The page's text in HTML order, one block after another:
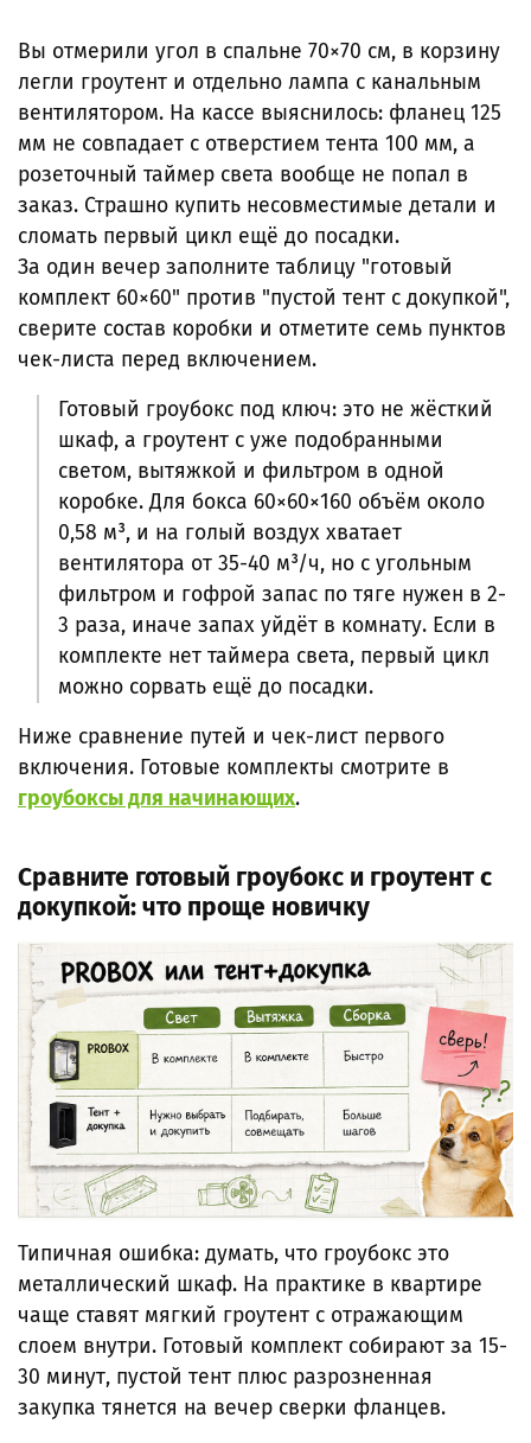
Вы отмерили угол в спальне 70×70 см, в корзину
легли гроутент и отдельно лампа с канальным
вентилятором. На кассе выяснилось: фланец 125
мм не совпадает с отверстием тента 100 мм, а
розеточный таймер света вообще не попал в
заказ. Страшно купить несовместимые детали и
сломать первый цикл ещё до посадки.
За один вечер заполните таблицу "готовый
комплект 60×60" против "пустой тент с докупкой",
сверите состав коробки и отметите семь пунктов
чек-листа перед включением.
Готовый гроубокс под ключ: это не жёсткий
шкаф, а гроутент с уже подобранными
светом, вытяжкой и фильтром в одной
коробке. Для бокса 60×60×160 объём около
0,58 м³, и на голый воздух хватает
вентилятора от 35-40 м³/ч, но с угольным
фильтром и гофрой запас по тяге нужен в 2-
3 раза, иначе запах уйдёт в комнату. Если в
комплекте нет таймера света, первый цикл
можно сорвать ещё до посадки.
Ниже сравнение путей и чек-лист первого
включения. Готовые комплекты смотрите в
гроубоксы для начинающих.
Сравните готовый гроубокс и гроутент с
докупкой: что проще новичку
Типичная ошибка: думать, что гроубокс это
металлический шкаф. На практике в квартире
чаще ставят мягкий гроутент с отражающим
слоем внутри. Готовый комплект собирают за 15-
30 минут, пустой тент плюс разрозненная
закупка тянется на вечер сверки фланцев.